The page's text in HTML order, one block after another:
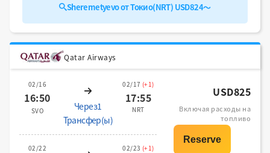
Sheremetyevo от Токио(NRT) USD824～
Qatar Airways
02/16
16:50
SVO
Через1
Трансфер(ы)
02/17 (+1)
17:55
NRT
02/22 02/23 (+1)
USD825
Включая расходы на
топливо